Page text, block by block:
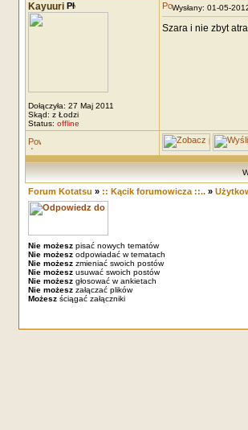
Kayuuri
Dołączyła: 27 Maj 2011
Skąd: z Łodzi
Status: offline
Wysłany: 01-05-
Szara i nie zbyt
Forum Kotatsu » :: Kącik forumowicza ::..»
Nie możeszpisać nowych tematów
Nie możeszodpowiadać w tematach
Nie możeszzmieniać swoich postów
Nie możeszusuwać swoich postów
Nie możeszgłosować w ankietach
Nie możeszzałączać plików
Możeszściągać załączniki